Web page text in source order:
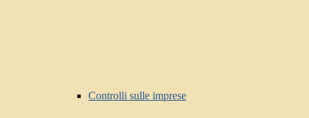
Controlli sulle imprese